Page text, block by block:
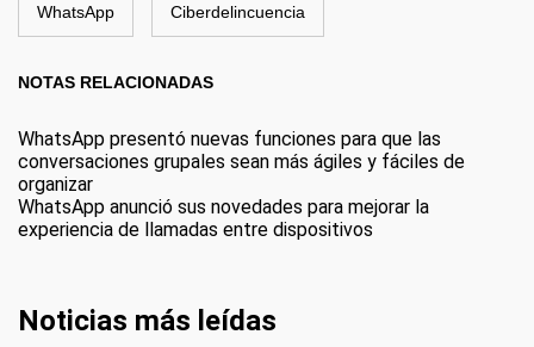
WhatsApp Ciberdelincuencia
NOTAS RELACIONADAS
WhatsApp presentó nuevas funciones para que las
conversaciones grupales sean más ágiles y fáciles de
organizar
WhatsApp anunció sus novedades para mejorar la
experiencia de llamadas entre dispositivos
Noticias más leídas